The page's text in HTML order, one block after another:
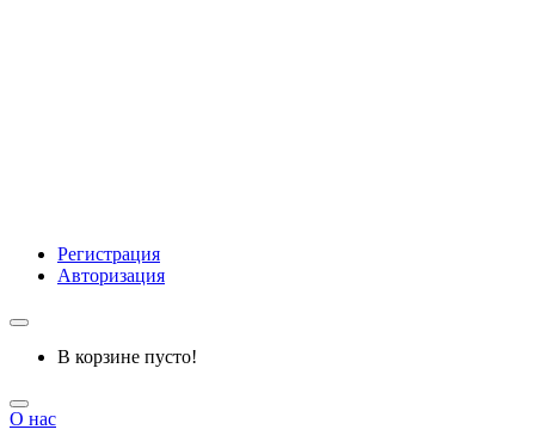
Регистрация
Авторизация
В корзине пусто!
О нас